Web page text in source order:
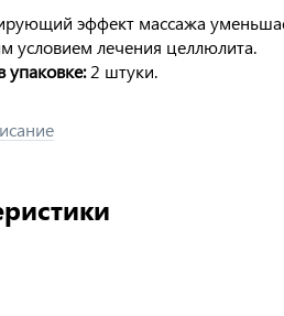
эффект массажа
условием лечения целлюлита.
упаковке:2 штуки.